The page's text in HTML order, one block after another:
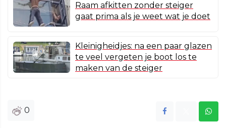
Raam afkitten zonder steiger
gaat prima als je weet wat je doet
Kleinigheidjes: na een paar glazen
te veel vergeten je boot los te
maken van de steiger
0